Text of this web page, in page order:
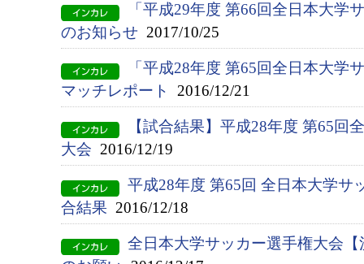
「平成29年度 第66回全日本大学
のお知らせ 2017/10/25
「平成28年度 第65回全日本大学
マッチレポート
2016/12/21
【試合結果】平成28年度 第65回
大会 2016/12/19
平成28年度 第65回 全日本大学
合結果 2016/12/18
全日本大学サッカー選手権大会